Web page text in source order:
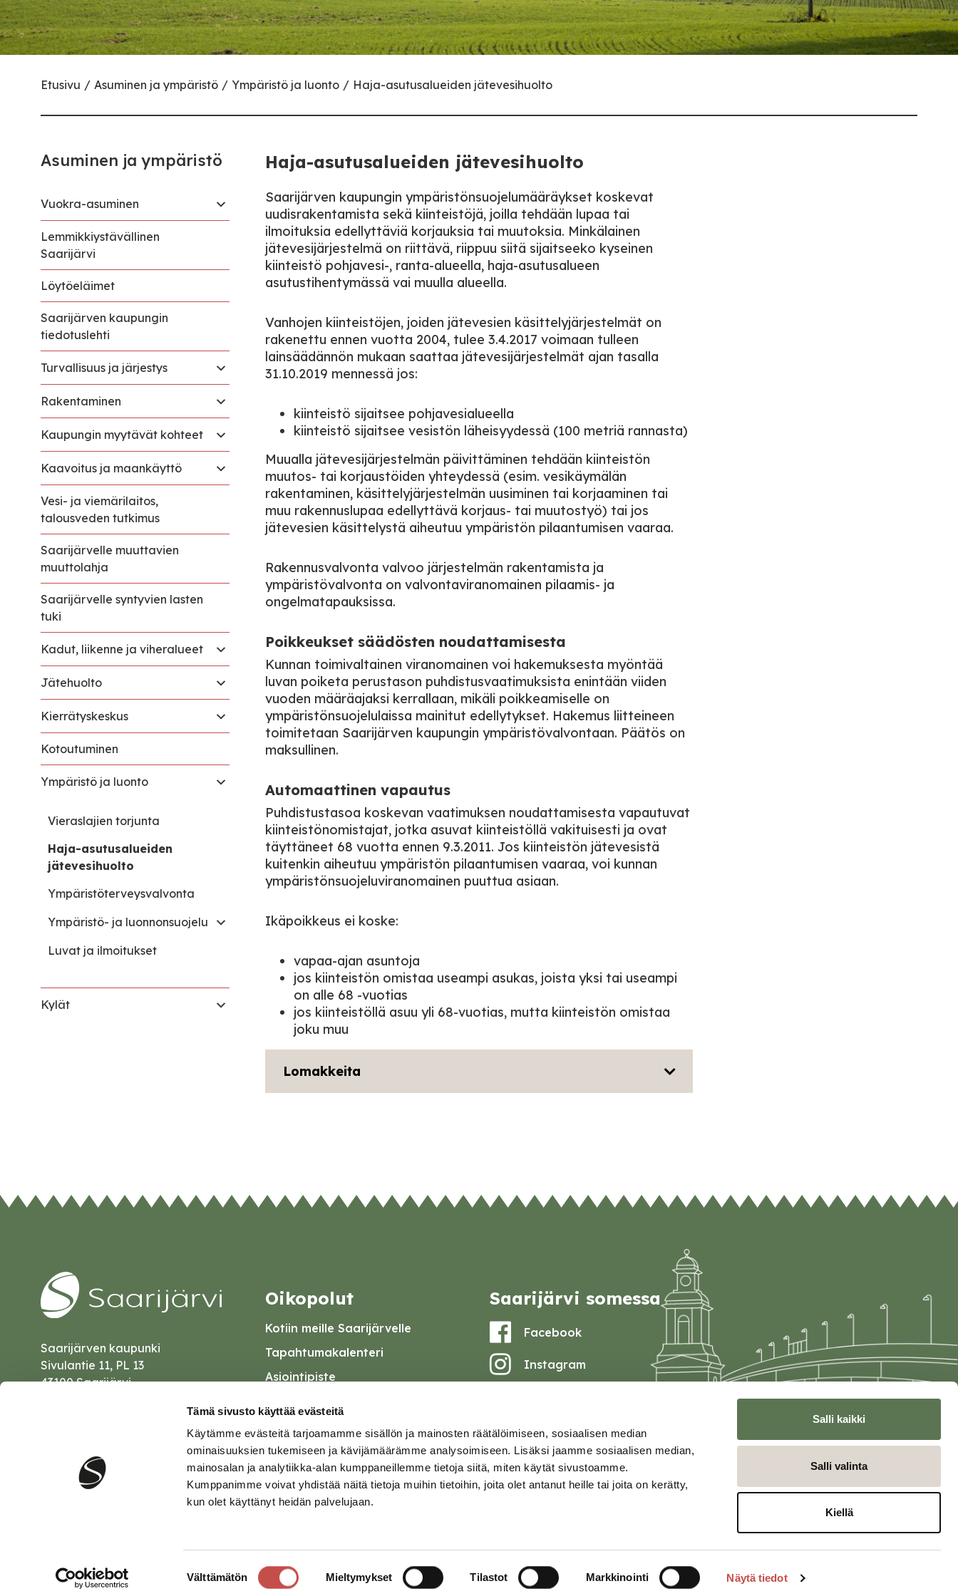
Tämä sivusto käyttää evästeitä
Käytämme evästeitä tarjoamamme sisällön ja mainosten räätälöimiseen, sosiaalisen median
ominaisuuksien tukemiseen ja kävijämäärämme analysoimiseen. Lisäksi jaamme sosiaalisen median,
mainosalan ja analytiikka-alan kumppaneillemme tietoja siitä, miten käytät sivustoamme.
Kumppanimme voivat yhdistää näitä tietoja muihin tietoihin, joita olet antanut heille tai joita on kerätty,
kun olet käyttänyt heidän palvelujaan.
Välttämätön Mieltymykset Tilastot Markkinointi Näytä tiedot
Salli kaikki
Salli valinta
Kiellä
Etusivu Asuminen ja ympäristö Ympäristö ja luonto Haja-asutusalueiden jätevesihuolto
Asuminen ja ympäristö
Vuokra-asuminen
Lemmikkiystävällinen
Saarijärvi
Löytöeläimet
Saarijärven kaupungin
tiedotuslehti
Turvallisuus ja järjestys
Rakentaminen
Kaupungin myytävät kohteet
Kaavoitus ja maankäyttö
Vesi- ja viemärilaitos,
talousveden tutkimus
Saarijärvelle muuttavien
muuttolahja
Saarijärvelle syntyvien lasten
tuki
Kadut, liikenne ja viheralueet
Jätehuolto
Kierrätyskeskus
Kotoutuminen
Ympäristö ja luonto
Vieraslajien torjunta
Haja-asutusalueiden
jätevesihuolto
Ympäristöterveysvalvonta
Ympäristö- ja luonnonsuojelu
Luvat ja ilmoitukset
Kylät
Haja-asutusalueiden jätevesihuolto
Saarijärven kaupungin ympäristönsuojelumääräykset koskevat
uudisrakentamista sekä kiinteistöjä, joilla tehdään lupaa tai
ilmoituksia edellyttäviä korjauksia tai muutoksia. Minkälainen
jätevesijärjestelmä on riittävä, riippuu siitä sijaitseeko kyseinen
kiinteistö pohjavesi-, ranta-alueella, haja-asutusalueen
asutustihentymässä vai muulla alueella.
Vanhojen kiinteistöjen, joiden jätevesien käsittelyjärjestelmät on
rakenettu ennen vuotta 2004, tulee 3.4.2017 voimaan tulleen
lainsäädännön mukaan saattaa jätevesijärjestelmät ajan tasalla
31.10.2019 mennessä jos:
kiinteistö sijaitsee pohjavesialueella
kiinteistö sijaitsee vesistön läheisyydessä (100 metriä rannasta)
Muualla jätevesijärjestelmän päivittäminen tehdään kiinteistön
muutos- tai korjaustöiden yhteydessä (esim. vesikäymälän
rakentaminen, käsittelyjärjestelmän uusiminen tai korjaaminen tai
muu rakennuslupaa edellyttävä korjaus- tai muutostyö) tai jos
jätevesien käsittelystä aiheutuu ympäristön pilaantumisen vaaraa.
Rakennusvalvonta valvoo järjestelmän rakentamista ja
ympäristövalvonta on valvontaviranomainen pilaamis- ja
ongelmatapauksissa.
Poikkeukset säädösten noudattamisesta
Kunnan toimivaltainen viranomainen voi hakemuksesta myöntää
luvan poiketa perustason puhdistusvaatimuksista enintään viiden
vuoden määräajaksi kerrallaan, mikäli poikkeamiselle on
ympäristönsuojelulaissa mainitut edellytykset. Hakemus liitteineen
toimitetaan Saarijärven kaupungin ympäristövalvontaan. Päätös on
maksullinen.
Automaattinen vapautus
Puhdistustasoa koskevan vaatimuksen noudattamisesta vapautuvat
kiinteistönomistajat, jotka asuvat kiinteistöllä vakituisesti ja ovat
täyttäneet 68 vuotta ennen 9.3.2011. Jos kiinteistön jätevesistä
kuitenkin aiheutuu ympäristön pilaantumisen vaaraa, voi kunnan
ympäristönsuojeluviranomainen puuttua asiaan.
Ikäpoikkeus ei koske:
vapaa-ajan asuntoja
jos kiinteistön omistaa useampi asukas, joista yksi tai useampi
on alle 68 -vuotias
jos kiinteistöllä asuu yli 68-vuotias, mutta kiinteistön omistaa
joku muu
Lomakkeita
Saarijärven kaupunki
Sivulantie 11, PL 13
43100 Saarijärvi
Oikopolut
Kotiin meille Saarijärvelle
Tapahtumakalenteri
Asiointipiste
Palautelomake
Saavutettavuusseloste
Tietosuoja
Saarijärvi somessa
Facebook
Instagram